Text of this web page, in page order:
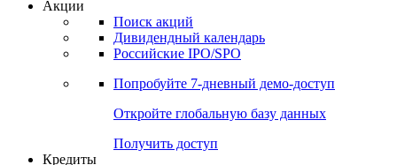
Откройте глобальную базу данных
Получить доступ
Поиск акций
Российские IPO/SPO
Попробуйте7-дневный